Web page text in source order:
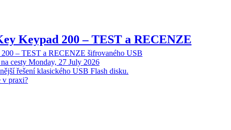
Keypad 200 – TEST a RECENZE
– TEST a RECENZE šifrovaného USB
cesty Monday, 27 July 2026
řešení klasického USB Flash disku.
v praxi?